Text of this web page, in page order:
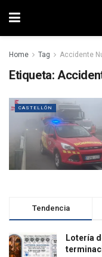
Home Tag Accidente
Etiqueta:
CASTELLÓN
Tendencia
Lotería